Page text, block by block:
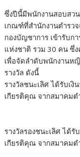
ซึ่งปีนี้มีพนักงานสอบสว
เกณฑ์ที่สำนักงานตำรว
กองบัญชาการ เข้ารับก
แห่งชาติ รวม 30 คน ซึ่
เพื่อจัดลำดับพนักงานห
รางวัล ดังนี้
รางวัลชนะเลิศ ได้รับเ
เกียรติคุณ จากสมาคมต
รางวัลรองชนะเลิศ ได้
เกียรติคุณ จากสมาคมต